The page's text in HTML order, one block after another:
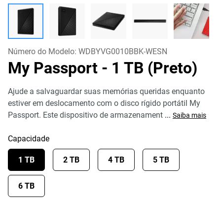
Número do Modelo: WDBYVG0010BBK-WESN
My Passport - 1 TB (Preto)
Ajude a salvaguardar suas memórias queridas enquanto
estiver em deslocamento com o disco rígido portátil My
Passport. Este dispositivo de armazenament ... Saiba mais
Capacidade
1 TB 2 TB 4 TB 5 TB
6 TB